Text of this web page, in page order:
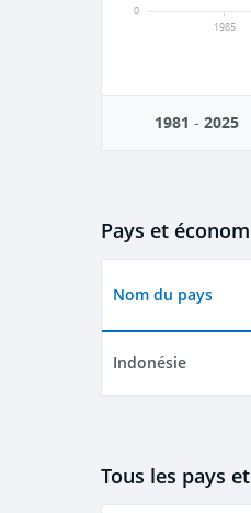
1985
0
1981 - 2025
Pays et
Nom du pays
Indonésie
Tous les pays